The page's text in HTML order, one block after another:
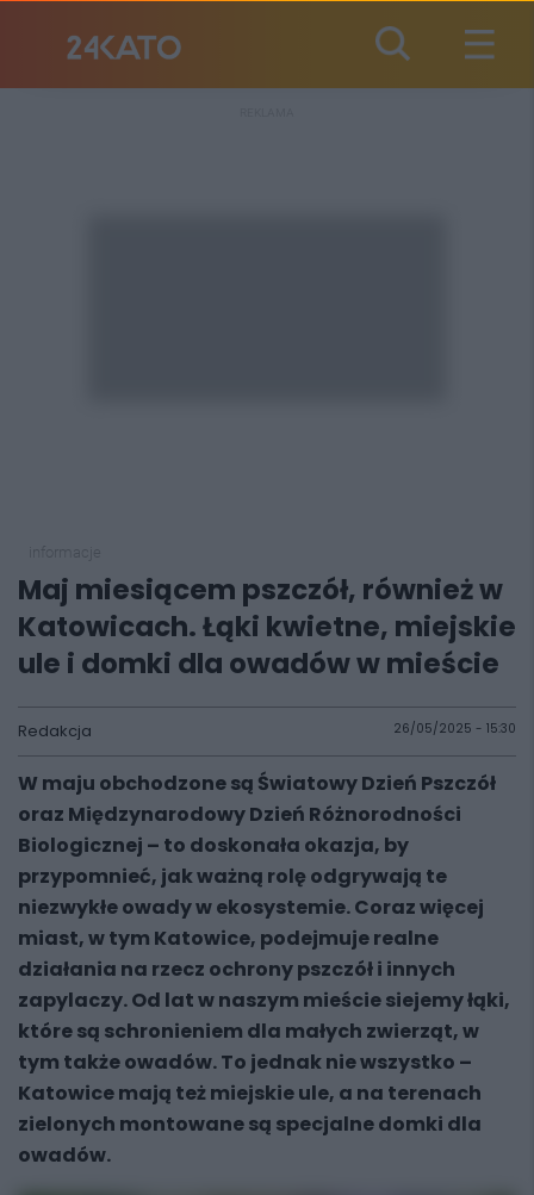
Maj miesiącem pszczół, również w
Katowicach. Łąki kwietne, miejskie
ule i domki dla owadów w mieście
Redakcja 26/05/2025 - 15:30
W maju obchodzone są Światowy Dzień Pszczół
oraz Międzynarodowy Dzień Różnorodności
Biologicznej – to doskonała okazja, by
przypomnieć, jak ważną rolę odgrywają te
niezwykłe owady w ekosystemie. Coraz więcej
miast, w tym Katowice, podejmuje realne
działania na rzecz ochrony pszczół i innych
zapylaczy. Od lat w naszym mieście siejemy łąki,
które są schronieniem dla małych zwierząt, w
tym także owadów. To jednak nie wszystko –
Katowice mają też miejskie ule, a na terenach
zielonych montowane są specjalne domki dla
owadów.